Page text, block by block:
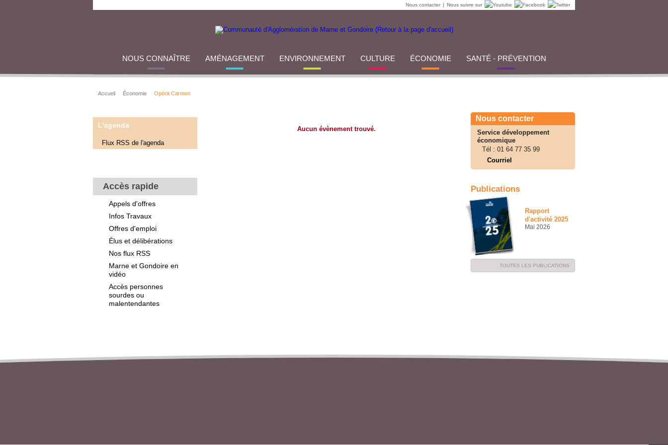
Nous contacter | Nous suivre sur
NOUS CONNAÎTRE AMÉNAGEMENT ENVIRONNEMENT CULTURE ÉCONOMIE SANTÉ - PRÉVENTION
Accueil Économie Opéra Carmen
L'agenda
Flux RSS de l'agenda
Accès rapide
Appels d'offres
Infos Travaux
Offres d'emploi
Élus et délibérations
Nos flux RSS
Marne et Gondoire en
vidéo
Accès personnes
sourdes ou
malentendantes
Aucun évènement trouvé.
Nous contacter
Service développement
économique
Tél : 01 64 77 35 99
Courriel
Publications
Rapport
d'activité 2025
Mai 2026
TOUTES LES PUBLICATIONS